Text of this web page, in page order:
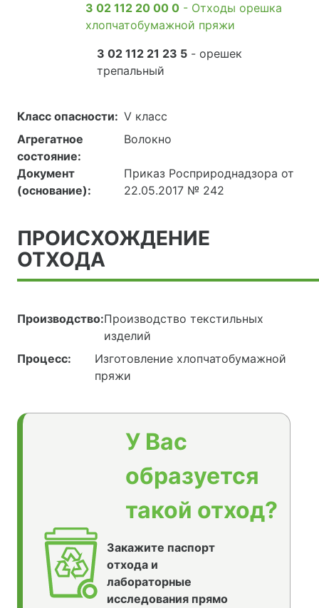
3 02 112 20 00 0 - Отходы орешка
хлопчатобумажной пряжи
3 02 112 21 23 5 - орешек
трепальный
Класс опасности: V класс
Агрегатное
состояние:
Волокно
Документ
(основание):
Приказ Росприроднадзора от
22.05.2017 № 242
ПРОИСХОЖДЕНИЕ
ОТХОДА
Производство:Производство текстильных
изделий
Процесс:
Изготовление хлопчатобумажной
пряжи
У Вас
образуется
такой отход?
Закажите паспорт
отхода и
лабораторные
исследования прямо